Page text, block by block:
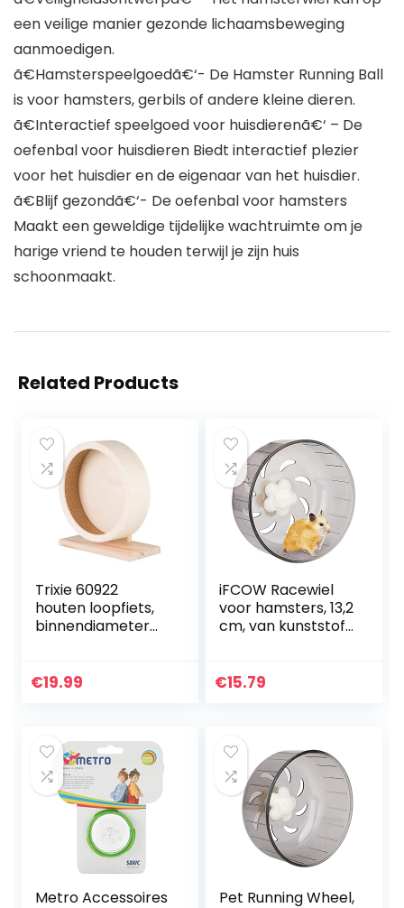
een veilige manier gezonde lichaamsbeweging
aanmoedigen.
ã€Hamsterspeelgoedã€‘- De Hamster Running Ball
is voor hamsters, gerbils of andere kleine dieren.
ã€Interactief speelgoed voor huisdierenã€‘ – De
oefenbal voor huisdieren Biedt interactief plezier
voor het huisdier en de eigenaar van het huisdier.
ã€Blijf gezondã€‘- De oefenbal voor hamsters
Maakt een geweldige tijdelijke wachtruimte om je
harige vriend te houden terwijl je zijn huis
schoonmaakt.
Related Products
Trixie 60922
houten loopfiets,
binnendiameter
€19.99
iFCOW Racewiel
voor hamsters, 13,2
cm, van kunststof
huisdieren (13 cm)
€15.79
Metro Accessoires
Pet Running Wheel,